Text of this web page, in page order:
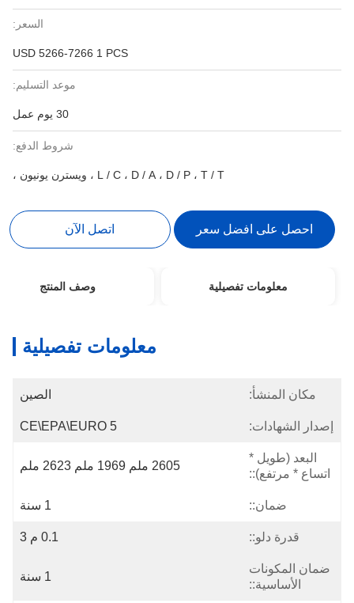
السعر:
USD 5266-7266 1 PCS
موعد التسليم:
30 يوم عمل
شروط الدفع:
L / C ، D / A ، D / P ، T / T ، ويسترن يونيون ،
احصل على افضل سعر اتصل الآن
معلومات تفصيلية وصف المنتج
معلومات تفصيلية
مكان المنشأ: الصين
إصدار الشهادات: CE\EPA\EURO 5
البعد (طويل *
اتساع * مرتفع)::
2605 ملم 1969 ملم 2623 ملم
ضمان:: 1 سنة
قدرة دلو:: 0.1 م 3
ضمان المكونات
الأساسية::
1 سنة